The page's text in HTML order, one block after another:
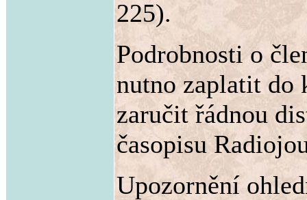
225).
Podrobnosti o
nutno zaplatit do
zaručit řádnou
časopisu
Upozornění